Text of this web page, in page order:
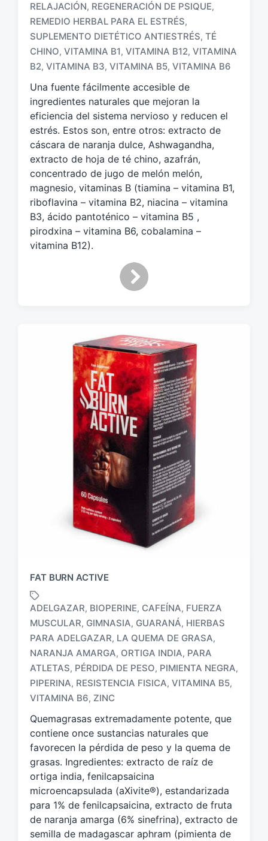
t
i
q
u
t
a
d
o
c
n
RELAJACIÓN, REGENERACIÓN DE PSIQUE,
REMEDIO HERBAL PARA EL ESTRÉS,
SUPLEMENTO DIETÉTICO ANTIESTRÉS, TÉ
CHINO, VITAMINA B1, VITAMINA B12, VITAMINA
B2, VITAMINA B3, VITAMINA B5, VITAMINA B6
Una fuente fácilmente accesible de
ingredientes naturales que mejoran la
eficiencia del sistema nervioso y reducen el
estrés. Estos son, entre otros: extracto de
cáscara de naranja dulce, Ashwagandha,
extracto de hoja de té chino, azafrán,
concentrado de jugo de melón melón,
magnesio, vitaminas B (tiamina – vitamina B1,
riboflavina – vitamina B2, niacina – vitamina
B3, ácido pantoténico – vitamina B5 ,
pirodxina – vitamina B6, cobalamina –
vitamina B12).
FAT BURN ACTIVE
E
t
i
u
e
t
a
d
o
c
o
n
ADELGAZAR, BIOPERINE, CAFEÍNA, FUERZA
MUSCULAR, GIMNASIA, GUARANÁ, HIERBAS
PARA ADELGAZAR, LA QUEMA DE GRASA,
NARANJA AMARGA, ORTIGA INDIA, PARA
ATLETAS, PÉRDIDA DE PESO, PIMIENTA NEGRA,
PIPERINA, RESISTENCIA FISICA, VITAMINA B5,
VITAMINA B6, ZINC
Quemagrasas extremadamente potente, que
contiene once sustancias naturales que
favorecen la pérdida de peso y la quema de
grasas. Ingredientes: extracto de raíz de
ortiga india, fenilcapsaicina
microencapsulada (aXivite®), estandarizada
para 1% de fenilcapsaicina, extracto de fruta
de naranja amarga (6% sinefrina), extracto de
semilla de madagascar aphram (pimienta de